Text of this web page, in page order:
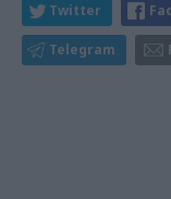
Twitter
Telegram